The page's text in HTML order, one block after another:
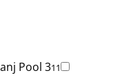
Pool 311